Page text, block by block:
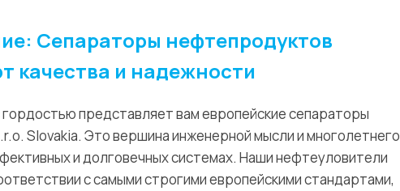
Сепараторы нефтепродуктов
качества и надежности
представляет вам европейские сепараторы
Slovakia. Это вершина инженерной мысли и многолетнего
и долговечных системах. Наши нефтеуловители
с самыми строгими европейскими стандартами,